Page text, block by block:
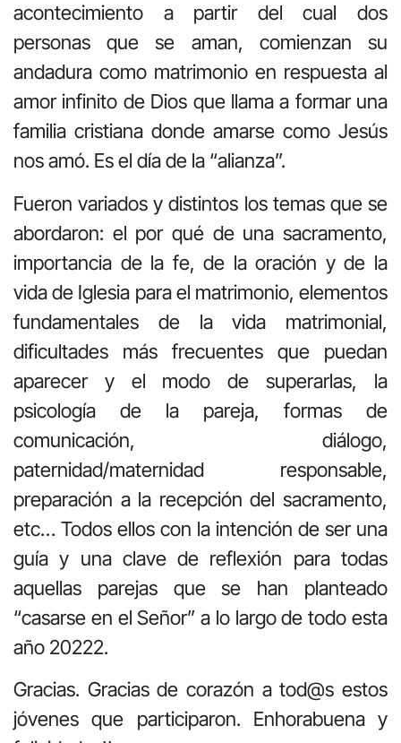
acontecimiento a partir del cual dos
personas que se aman, comienzan su
andadura como matrimonio en respuesta al
amor infinito de Dios que llama a formar una
familia cristiana donde amarse como Jesús
nos amó. Es el día de la “alianza”.
Fueron variados y distintos los temas que se
abordaron: el por qué de una sacramento,
importancia de la fe, de la oración y de la
vida de Iglesia para el matrimonio, elementos
fundamentales de la vida matrimonial,
dificultades más frecuentes que puedan
aparecer y el modo de superarlas, la
psicología de la pareja, formas de
comunicación, diálogo,
paternidad/maternidad responsable,
preparación a la recepción del sacramento,
etc… Todos ellos con la intención de ser una
guía y una clave de reflexión para todas
aquellas parejas que se han planteado
“casarse en el Señor” a lo largo de todo esta
año 20222.
Gracias. Gracias de corazón a tod@s estos
jóvenes que participaron. Enhorabuena y